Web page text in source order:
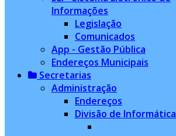
Informações
Legislação
Comunicados
App - Gestão Pública
Endereços Municipais
Secretarias
Administração
Endereços
Divisão de Informática